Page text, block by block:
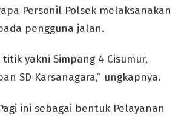
Personil Polsek melaksanakan
pengguna jalan.
yakni Simpang 4 Cisumur,
SD Karsanagara,” ungkapnya.
ini sebagai bentuk Pelayanan